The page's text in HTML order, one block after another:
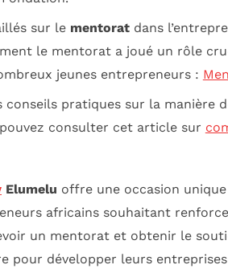
sur le mentoratdans
le mentorat a joué un rôle
jeunes entrepreneurs :
conseils pratiques sur la manière
consulter cet article sur
Elumelu offre une occasion
africains souhaitant
un mentorat et obtenir le
pour développer leurs